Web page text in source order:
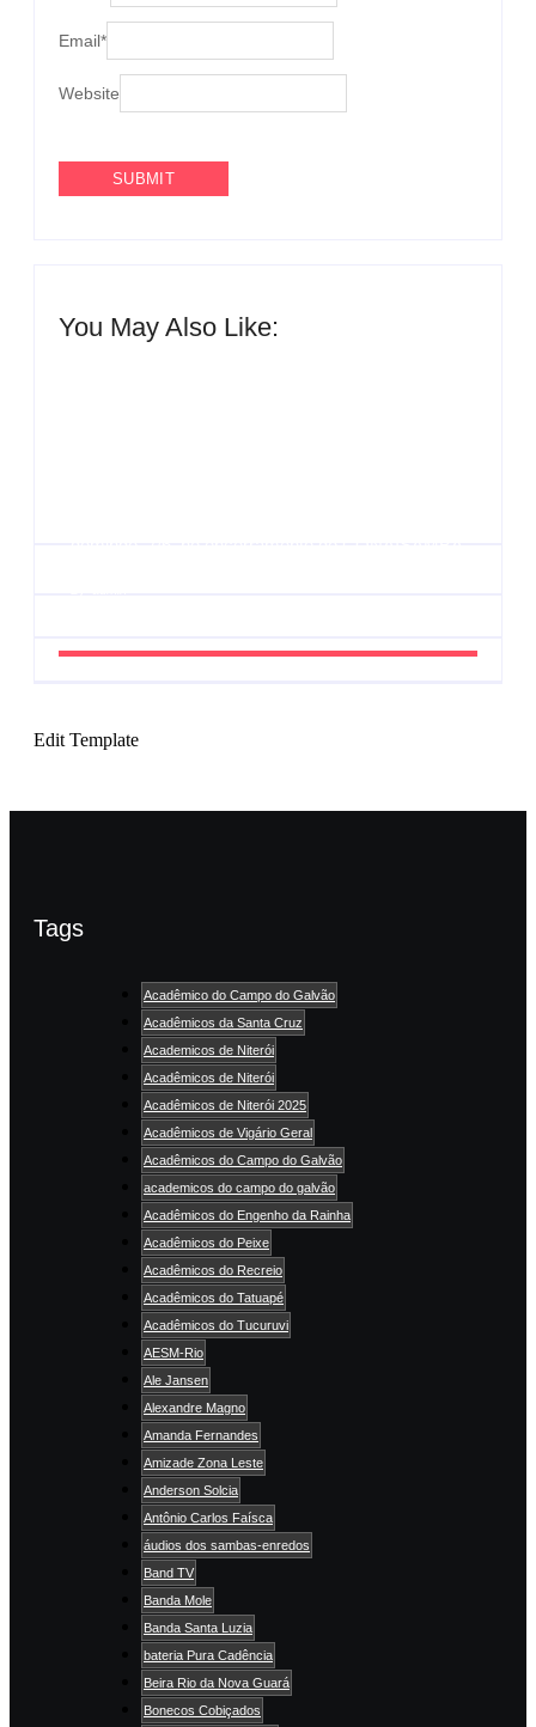
Email*
Website
You May Also Like:
Edit Template
Tags
Acadêmico do Campo do Galvão
Acadêmicos da Santa Cruz
Academicos de Niterói
Acadêmicos de Niterói
Acadêmicos de Niterói 2025
Acadêmicos de Vigário Geral
Acadêmicos do Campo do Galvão
academicos do campo do galvão
Acadêmicos do Engenho da Rainha
Acadêmicos do Peixe
Acadêmicos do Recreio
Acadêmicos do Tatuapé
Acadêmicos do Tucuruvi
AESM-Rio
Ale Jansen
Alexandre Magno
Amanda Fernandes
Amizade Zona Leste
Anderson Solcia
Antônio Carlos Faísca
áudios dos sambas-enredos
Band TV
Banda Mole
Banda Santa Luzia
bateria Pura Cadência
Beira Rio da Nova Guará
Bonecos Cobiçados